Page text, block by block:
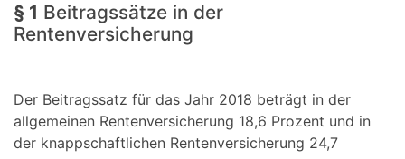
§ 1 Beitragssätze in der
Rentenversicherung
Der Beitragssatz für das Jahr 2018 beträgt in der
allgemeinen Rentenversicherung 18,6 Prozent und in
der knappschaftlichen Rentenversicherung 24,7